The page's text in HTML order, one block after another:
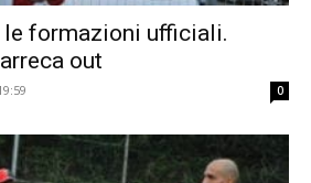
le formazioni ufficiali.
out
0